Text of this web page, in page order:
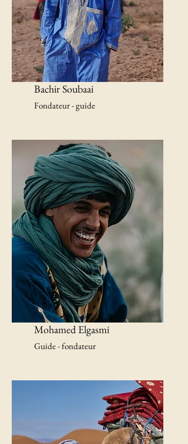
Bachir Soubaai
Fondateur - guide
Mohamed Elgasmi
Guide - fondateur